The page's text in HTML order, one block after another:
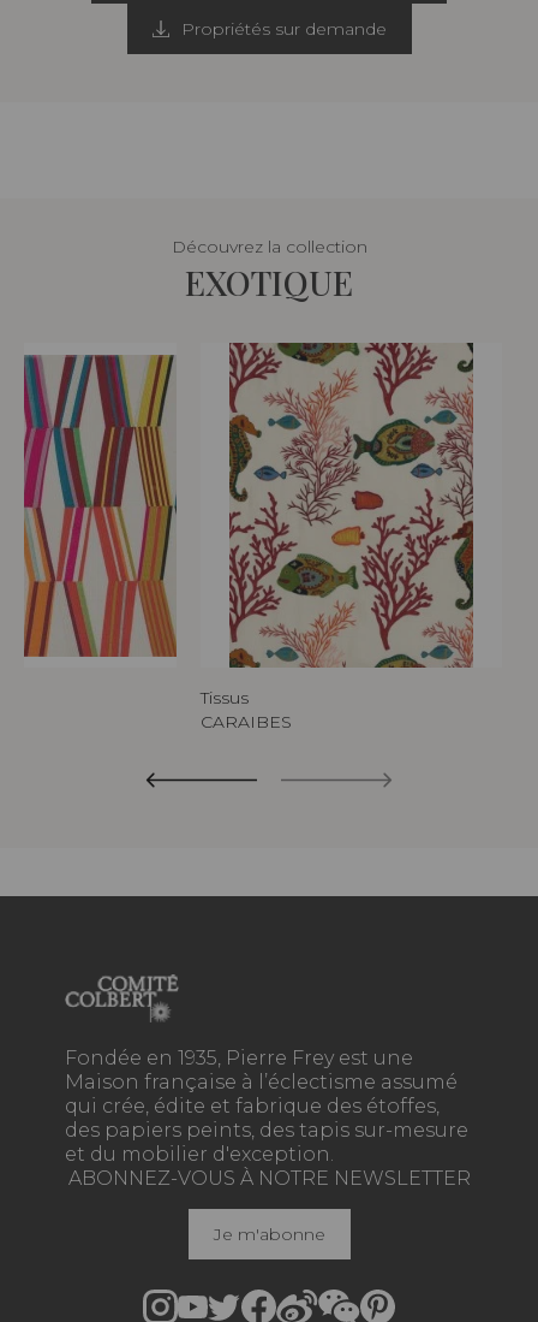
Propriétés sur demande
Découvrez la collection
EXOTIQUE
Tissus
CARAIBES
Fondée en 1935, Pierre Frey est une
Maison française à l’éclectisme assumé
qui crée, édite et fabrique des étoffes,
des papiers peints, des tapis sur-mesure
et du mobilier d'exception.
ABONNEZ-VOUS À NOTRE NEWSLETTER
Je m'abonne